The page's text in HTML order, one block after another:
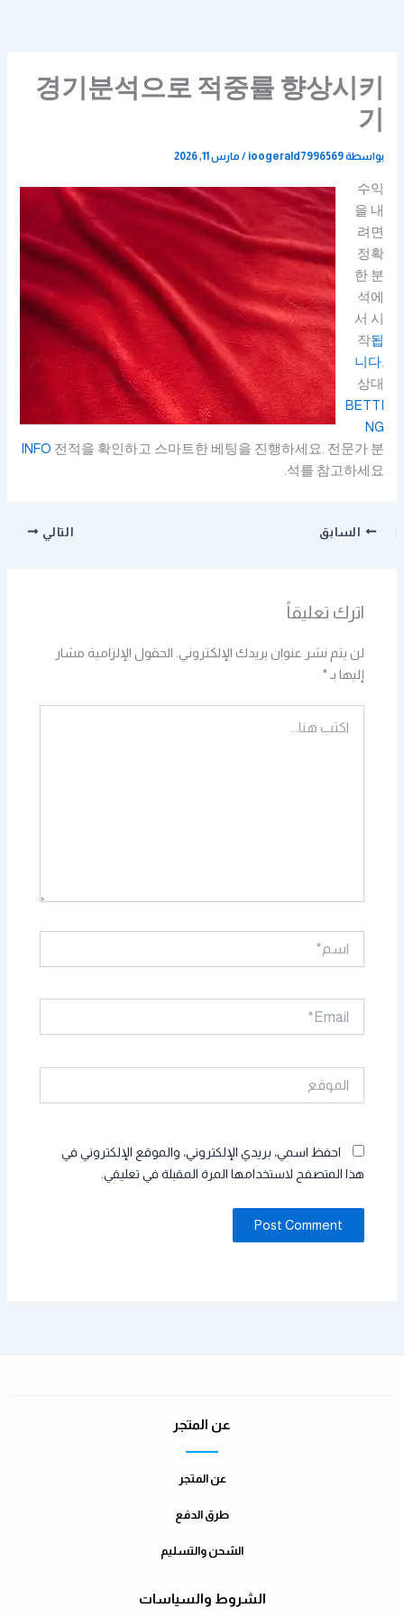
경기분석으로 적중률 향상시키
기
بواسطةioogerald7996569
/ مارس 11, 2026
수익
을 내
려면
정확
한 분
석에
서 시
작됩
니다.
상대
BETTI
NG
INFO 전적을 확인하고 스마트한 베팅을 진행하세요. 전문가 분
석를 참고하세요.
السابق التالي
اترك تعليقاً
لن يتم نشر عنوان بريدك الإلكتروني. الحقول الإلزامية مشار
إليها بـ*
هنا...
احفظ اسمي، بريدي الإلكتروني، والموقع الإلكتروني في
هذا المتصفح لاستخدامها المرة المقبلة في تعليقي.
عن المتجر
عن المتجر
طرق الدفع
الشحن والتسليم
الشروط والسياسات